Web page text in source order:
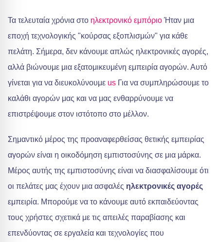
Τα τελευταία χρόνια στο ηλεκτρονικό εμπόριο Ήταν μια
εποχή τεχνολογικής "κούρσας εξοπλισμών" για κάθε
πελάτη. Σήμερα, δεν κάνουμε απλώς ηλεκτρονικές αγορές,
αλλά βιώνουμε μια εξατομικευμένη εμπειρία αγορών. Αυτό
γίνεται για να διευκολύνουμε us Για να συμπληρώσουμε το
καλάθι αγορών μας και να μας ενθαρρύνουμε να
επιστρέψουμε στον ιστότοπο στο μέλλον.
Σημαντικό μέρος της προαναφερθείσας θετικής εμπειρίας
αγορών είναι η οικοδόμηση εμπιστοσύνης σε μια μάρκα.
Μέρος αυτής της εμπιστοσύνης είναι να διασφαλίσουμε ότι
οι πελάτες μας έχουν μια ασφαλές ηλεκτρονικές αγορές
εμπειρία. Μπορούμε να το κάνουμε αυτό εκπαιδεύοντας
τους χρήστες σχετικά με τις απειλές παραβίασης και
επενδύοντας σε εργαλεία και τεχνολογίες που